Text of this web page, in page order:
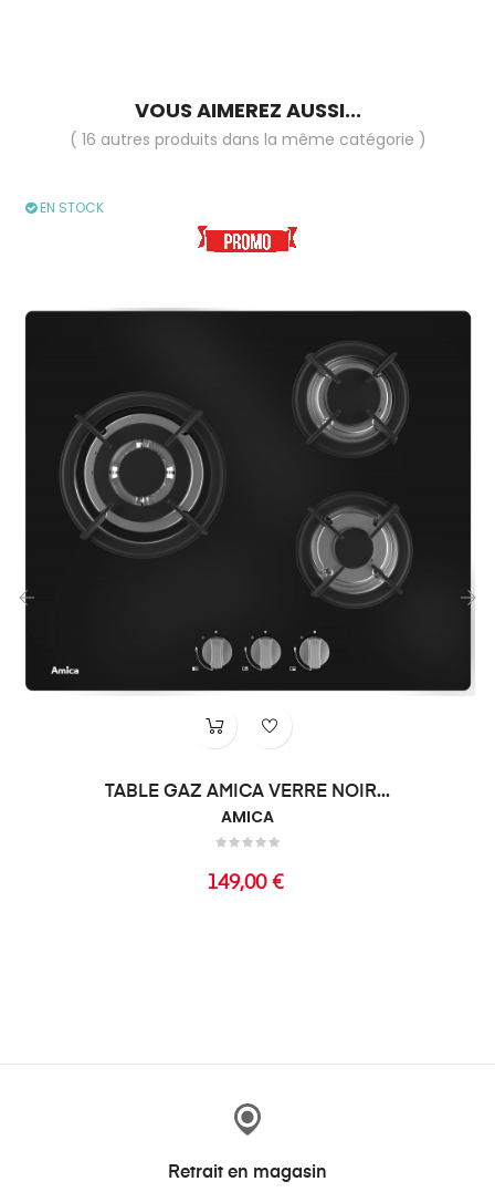
VOUS AIMEREZ AUSSI...
( 16 autres produits dans la même catégorie )
EN STOCK
TABLE GAZ AMICA VERRE NOIR...
AMICA
Prix
149,00 €
Retrait en magasin